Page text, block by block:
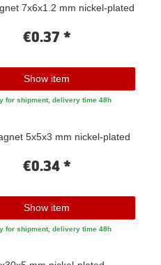
7x6x1.2 mm nickel-plated
€0.37 *
Show item
for shipment, delivery time 48h
5x5x3 mm nickel-plated
€0.34 *
Show item
for shipment, delivery time 48h